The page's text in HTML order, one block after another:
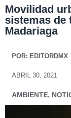
Movilidad
sistemas de
Madariaga
POR: EDITORDMX
ABRIL 30, 2021
AMBIENTE,